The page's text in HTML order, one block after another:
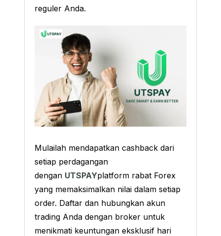
reguler Anda.
Mulailah mendapatkan cashback dari
setiap perdagangan
dengan UTSPAYplatform rabat Forex
yang memaksimalkan nilai dalam setiap
order. Daftar dan hubungkan akun
trading Anda dengan broker untuk
menikmati keuntungan eksklusif hari